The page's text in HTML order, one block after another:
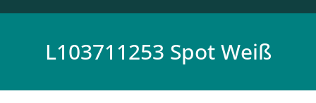
L103711253 Spot Weiß